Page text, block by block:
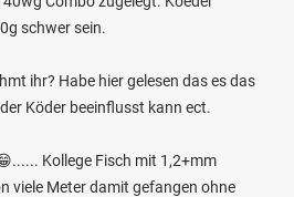
schwer sein.
ihr? Habe hier gelesen das es das
Köder beeinflusst kann ect.
Kollege Fisch mit 1,2+mm
viele Meter damit gefangen ohne